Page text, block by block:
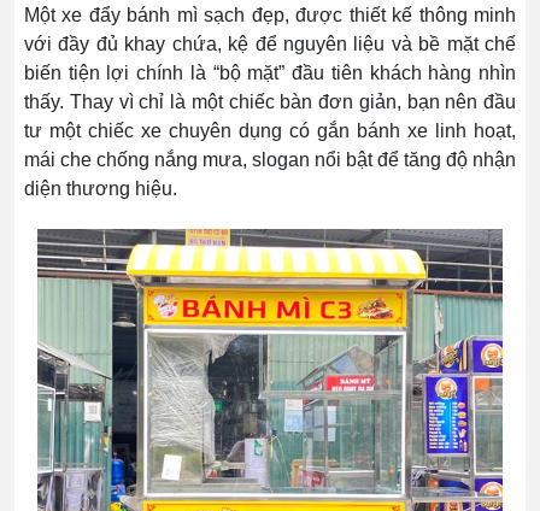
Một xe đẩy bánh mì sạch đẹp, được thiết kế thông minh
với đầy đủ khay chứa, kệ để nguyên liệu và bề mặt chế
biến tiện lợi chính là “bộ mặt” đầu tiên khách hàng nhìn
thấy. Thay vì chỉ là một chiếc bàn đơn giản, bạn nên đầu
tư một chiếc xe chuyên dụng có gắn bánh xe linh hoạt,
mái che chống nắng mưa, slogan nổi bật để tăng độ nhận
diện thương hiệu.